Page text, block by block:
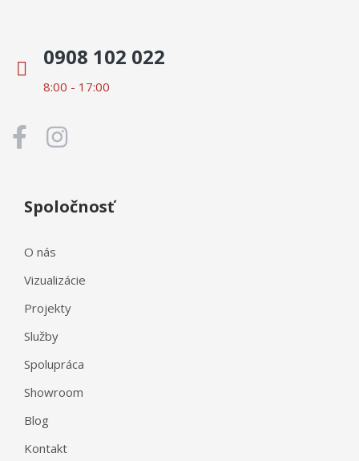
0908 102 022
8:00 - 17:00
Spoločnosť
O nás
Vizualizácie
Projekty
Služby
Spolupráca
Showroom
Blog
Kontakt